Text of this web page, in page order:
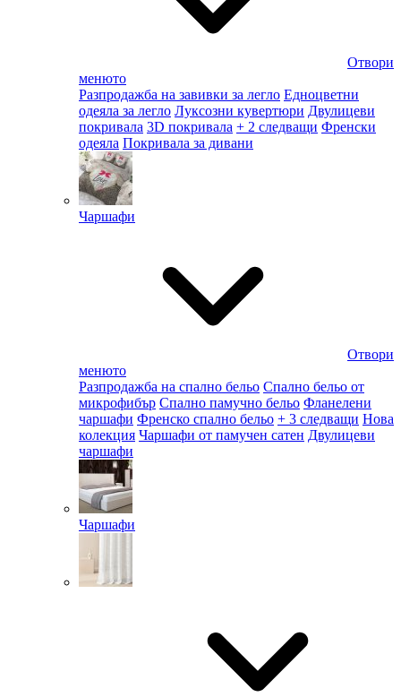
Отвори
менюто
Разпродажба на завивки за легло Едноцветни
одеяла за легло Луксозни кувертюри Двулицеви
покривала 3D покривала + 2 следващи Френски
одеяла Покривала за дивани
Чаршафи
Отвори
менюто
Разпродажба на спално бельо Спално бельо от
микрофибър Спално памучно бельо Фланелени
чаршафи Френско спално бельо + 3 следващи Нова
колекция Чаршафи от памучен сатен Двулицеви
чаршафи
Чаршафи